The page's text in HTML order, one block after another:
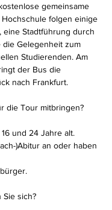
gemeinsame
folgen einige
eine Stadtführung durch
Gelegenheit zum
Studierenden. Am
der Bus die
nach Frankfurt.
die Tour mitbringen?
und 24 Jahre alt.
Sie sich?